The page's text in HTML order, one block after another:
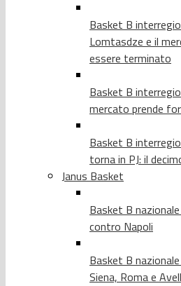
Basket B
Lomtasdze e il
essere terminato
Basket B
mercato prende
Basket B
torna in PJ: il
Janus Basket
Basket B
contro Napoli
Basket B
Siena, Roma e